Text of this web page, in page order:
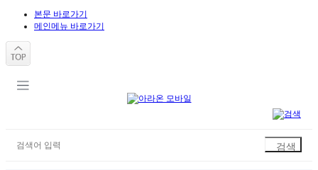
본문 바로가기
메인메뉴 바로가기